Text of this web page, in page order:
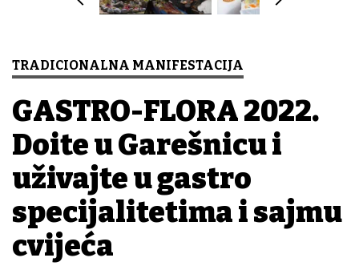
TRADICIONALNA MANIFESTACIJA
GASTRO-FLORA 2022.
Dođite u Garešnicu i
uživajte u gastro
specijalitetima i sajmu
cvijeća